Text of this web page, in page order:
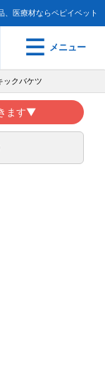
、医療材ならペピイベット
メニュー
ックバケツ
ます▼